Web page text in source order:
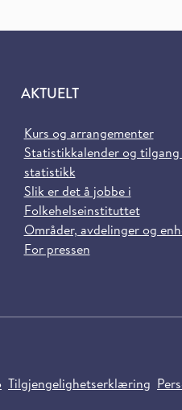
AKTUELT
Kurs og arrangementer
Statistikkalender og
statistikk
Slik er det å jobbe i
Folkehelseinstituttet
Områder, avdelinger og
For pressen
Tilgjengelighetserklæring